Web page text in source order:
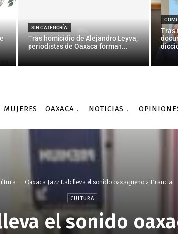
SIN CATEGORÍA
Tras homicidio de Alejandro Leyva,
periodistas de Oaxaca forman...
Tras
MUJERES OAXACA NOTICIAS
Oaxaca Jazz Lab lleva el sonido oaxaqueño a Francia
CULTURA
el sonido